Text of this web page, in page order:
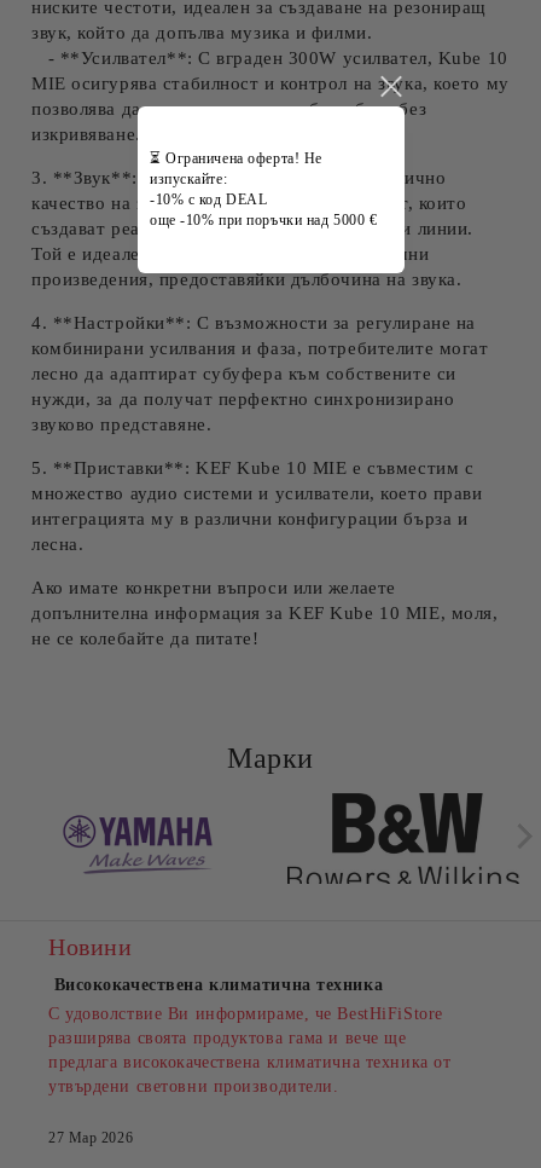
ниските честоти, идеален за създаване на резониращ
звук, който да допълва музика и филми.
- **Усилвател**: С вграден 300W усилвател, Kube 10
MIE осигурява стабилност и контрол на звука, което му
позволява да възпроизвежда дълбоки баси без
изкривяване.
3. **Звук**: Sub Kube 10 MIE предлага отлично
качество на звука с дълбочина и детайлност, които
създават реалистични и завладяващи басови линии.
Той е идеален за филмови ефекти и музикални
произведения, предоставяйки дълбочина на звука.
4. **Настройки**: С възможности за регулиране на
комбинирани усилвания и фаза, потребителите могат
лесно да адаптират субуфера към собствените си
нужди, за да получат перфектно синхронизирано
звуково представяне.
5. **Приставки**: KEF Kube 10 MIE е съвместим с
множество аудио системи и усилватели, което прави
интеграцията му в различни конфигурации бърза и
лесна.
Ако имате конкретни въпроси или желаете
допълнителна информация за KEF Kube 10 MIE, моля,
не се колебайте да питате!
Марки
Новини
Висококачествена климатична техника
С удоволствие Ви информираме, че BestHiFiStore
разширява своята продуктова гама и вече ще
предлага висококачествена климатична техника от
утвърдени световни производители.
27 Мар 2026
⏳ Ограничена оферта! Не
изпускайте:
-10% с код DEAL
още -10% при поръчки над 5000 €